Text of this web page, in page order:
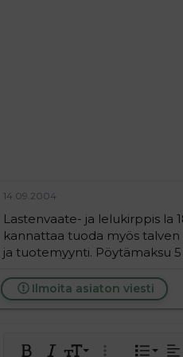
14.09.2004
Lastenvaate- ja lelukirppis la
kannattaa tuoda myös talven
ja tuotemyynti. Pöytämaksu 5
Ilmoita asiaton viesti